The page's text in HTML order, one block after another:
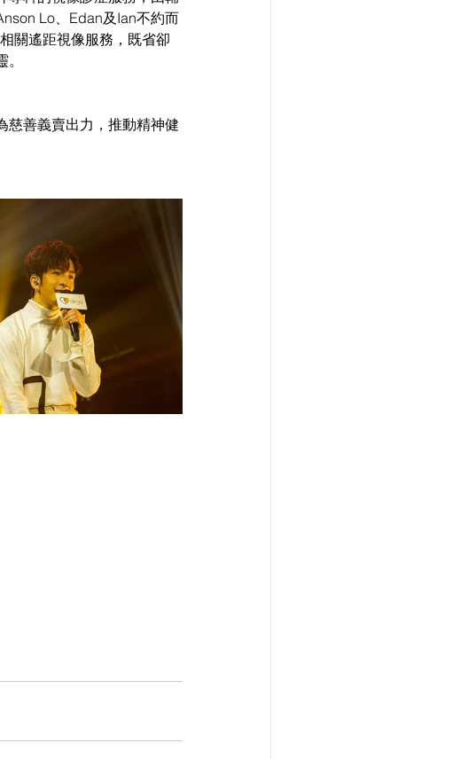
Lo、Edan及Ian不約而
關遙距視像服務，既省卻
慈善義賣出力，推動精神健